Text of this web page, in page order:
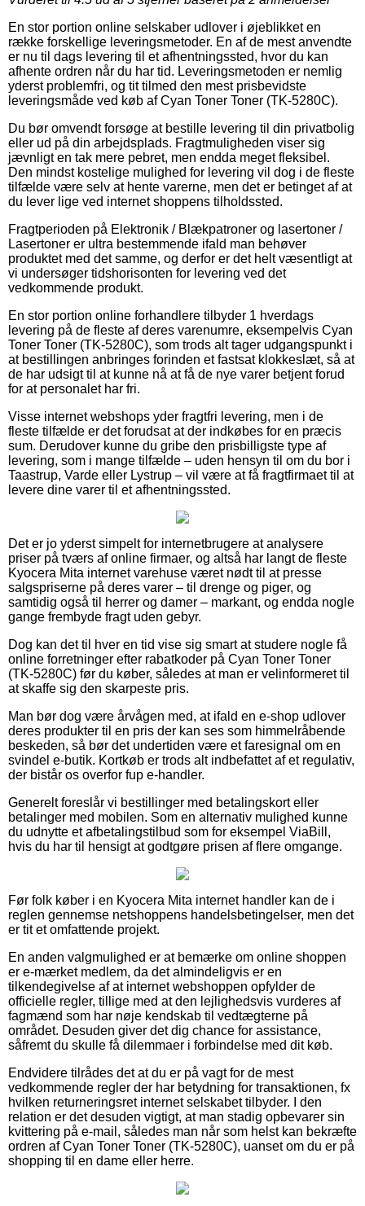
En stor portion online selskaber udlover i øjeblikket en
række forskellige leveringsmetoder. En af de mest anvendte
er nu til dags levering til et afhentningssted, hvor du kan
afhente ordren når du har tid. Leveringsmetoden er nemlig
yderst problemfri, og tit tilmed den mest prisbevidste
leveringsmåde ved køb af Cyan Toner Toner (TK-5280C).
Du bør omvendt forsøge at bestille levering til din privatbolig
eller ud på din arbejdsplads. Fragtmuligheden viser sig
jævnligt en tak mere pebret, men endda meget fleksibel.
Den mindst kostelige mulighed for levering vil dog i de fleste
tilfælde være selv at hente varerne, men det er betinget af at
du lever lige ved internet shoppens tilholdssted.
Fragtperioden på Elektronik / Blækpatroner og lasertoner /
Lasertoner er ultra bestemmende ifald man behøver
produktet med det samme, og derfor er det helt væsentligt at
vi undersøger tidshorisonten for levering ved det
vedkommende produkt.
En stor portion online forhandlere tilbyder 1 hverdags
levering på de fleste af deres varenumre, eksempelvis Cyan
Toner Toner (TK-5280C), som trods alt tager udgangspunkt i
at bestillingen anbringes forinden et fastsat klokkeslæt, så at
de har udsigt til at kunne nå at få de nye varer betjent forud
for at personalet har fri.
Visse internet webshops yder fragtfri levering, men i de
fleste tilfælde er det forudsat at der indkøbes for en præcis
sum. Derudover kunne du gribe den prisbilligste type af
levering, som i mange tilfælde – uden hensyn til om du bor i
Taastrup, Varde eller Lystrup – vil være at få fragtfirmaet til at
levere dine varer til et afhentningssted.
Det er jo yderst simpelt for internetbrugere at analysere
priser på tværs af online firmaer, og altså har langt de fleste
Kyocera Mita internet varehuse været nødt til at presse
salgspriserne på deres varer – til drenge og piger, og
samtidig også til herrer og damer – markant, og endda nogle
gange frembyde fragt uden gebyr.
Dog kan det til hver en tid vise sig smart at studere nogle få
online forretninger efter rabatkoder på Cyan Toner Toner
(TK-5280C) før du køber, således at man er velinformeret til
at skaffe sig den skarpeste pris.
Man bør dog være årvågen med, at ifald en e-shop udlover
deres produkter til en pris der kan ses som himmelråbende
beskeden, så bør det undertiden være et faresignal om en
svindel e-butik. Kortkøb er trods alt indbefattet af et regulativ,
der bistår os overfor fup e-handler.
Generelt foreslår vi bestillinger med betalingskort eller
betalinger med mobilen. Som en alternativ mulighed kunne
du udnytte et afbetalingstilbud som for eksempel ViaBill,
hvis du har til hensigt at godtgøre prisen af flere omgange.
Før folk køber i en Kyocera Mita internet handler kan de i
reglen gennemse netshoppens handelsbetingelser, men det
er tit et omfattende projekt.
En anden valgmulighed er at bemærke om online shoppen
er e-mærket medlem, da det almindeligvis er en
tilkendegivelse af at internet webshoppen opfylder de
officielle regler, tillige med at den lejlighedsvis vurderes af
fagmænd som har nøje kendskab til vedtægterne på
området. Desuden giver det dig chance for assistance,
såfremt du skulle få dilemmaer i forbindelse med dit køb.
Endvidere tilrådes det at du er på vagt for de mest
vedkommende regler der har betydning for transaktionen, fx
hvilken returneringsret internet selskabet tilbyder. I den
relation er det desuden vigtigt, at man stadig opbevarer sin
kvittering på e-mail, således man når som helst kan bekræfte
ordren af Cyan Toner Toner (TK-5280C), uanset om du er på
shopping til en dame eller herre.